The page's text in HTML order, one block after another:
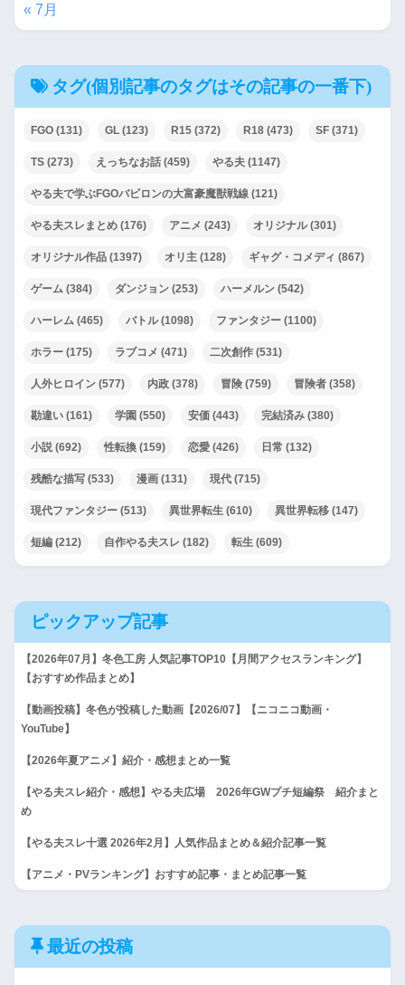
« 7月
タグ(個別記事のタグはその記事の一番下)
FGO (131) GL (123) R15 (372) R18 (473) SF (371)
TS (273) えっちなお話 (459) やる夫 (1147)
やる夫で学ぶFGOバビロンの大富豪魔獣戦線 (121)
やる夫スレまとめ (176) アニメ (243) オリジナル(301)
オリジナル作品 (1397) オリ主 (128) ギャグ・コメディ (867)
ゲーム (384) ダンジョン (253) ハーメルン (542)
ハーレム (465) バトル(1098) ファンタジー (1100)
ホラー (175) ラブコメ (471) 二次創作 (531)
人外ヒロイン (577) 内政 (378) 冒険 (759) 冒険者 (358)
勘違い (161) 学園 (550) 安価 (443) 完結済み (380)
小説(692) 性転換 (159) 恋愛 (426) 日常 (132)
残酷な描写 (533) 漫画 (131) 現代 (715)
現代ファンタジー (513) 異世界転生 (610) 異世界転移 (147)
短編 (212) 自作やる夫スレ (182) 転生 (609)
ピックアップ記事
【2026年07月】冬色工房 人気記事TOP10【月間アクセスランキング】
【おすすめ作品まとめ】
【動画投稿】冬色が投稿した動画【2026/07】【ニコニコ動画・
YouTube】
【2026年夏アニメ】紹介・感想まとめ一覧
【やる夫スレ紹介・感想】やる夫広場 2026年GWプチ短編祭 紹介まと
め
【やる夫スレ十選 2026年2月】人気作品まとめ＆紹介記事一覧
【アニメ・PVランキング】おすすめ記事・まとめ記事一覧
最近の投稿